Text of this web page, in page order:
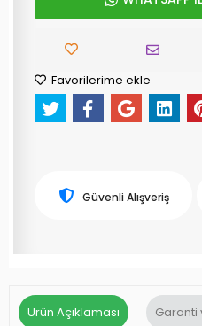
Favorilerime ekle
Güvenli Alışveriş
Ürün Açıklaması Garanti